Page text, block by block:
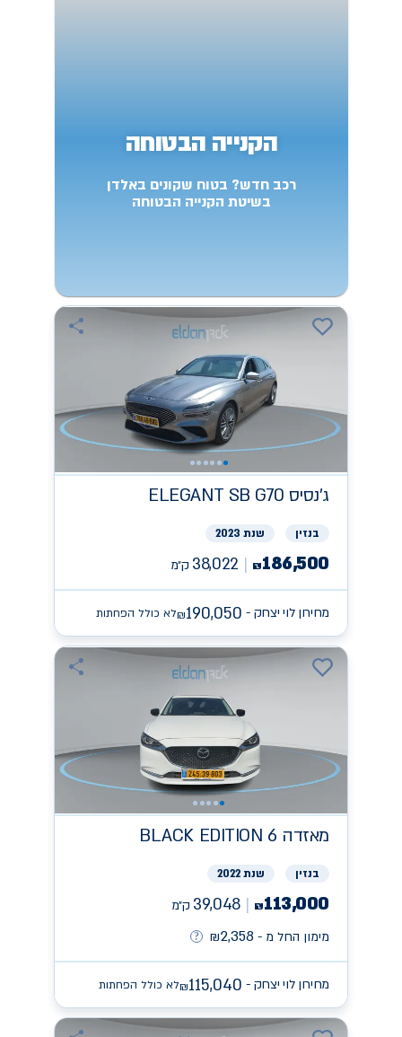
הקנייה הבטוחה
רכב חדש? בטוח שקונים באלדן
בשיטת הקנייה הבטוחה
ג'נסיס ELEGANT SB G70
בנזין שנת 2023
₪186,500
38,022 ק״מ
מחירון לוי יצחק - ₪190,050 לא כולל הפחתות
מאזדה BLACK EDITION 6
בנזין שנת 2022
₪113,000
39,048 ק״מ
מימון החל מ -
₪2,358
מחירון לוי יצחק - ₪115,040 לא כולל הפחתות